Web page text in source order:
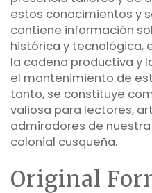
estos conocimientos y
contiene información
histórica y tecnológica,
la cadena productiva y
el mantenimiento de
tanto, se constituye
valiosa para lectores,
admiradores de
colonial cusqueña.
Original